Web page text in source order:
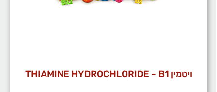
ויטמין THIAMINE HYDROCHLORIDE – B1